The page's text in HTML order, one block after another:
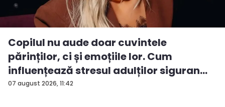
07 august 2026, 11:42
Copilul nu aude doar cuvintele
părinților, ci și emoțiile lor. Cum
influențează stresul adulților siguran...